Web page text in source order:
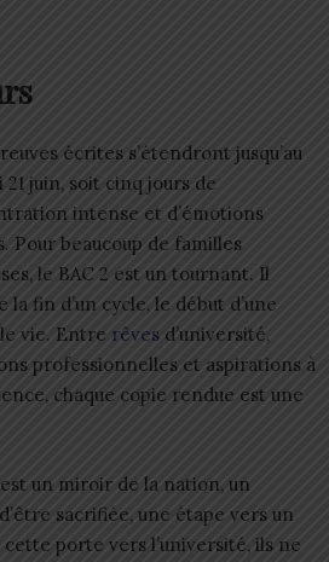
écrites s’étendront jusqu’au
21 juin, soit cinq jours de
intense et d’émotions
Pour beaucoup de familles
le BAC 2 est un tournant. Il
la fin d’un cycle, le début d’une
vie. Entre rêvesd’université,
professionnelles et aspirations à
chaque copie rendue est une
un miroir de la nation, un
sacrifiée, une étape vers un
porte vers l’université, ils ne